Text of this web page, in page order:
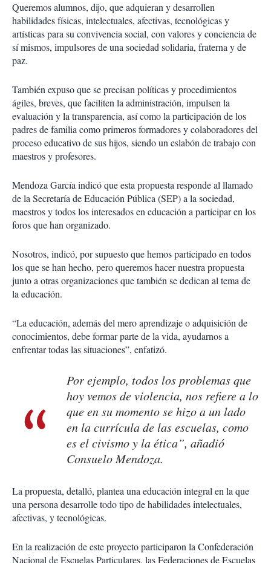
Queremos alumnos, dijo, que adquieran y desarrollen
habilidades físicas, intelectuales, afectivas, tecnológicas y
artísticas para su convivencia social, con valores y conciencia de
sí mismos, impulsores de una sociedad solidaria, fraterna y de
paz.
También expuso que se precisan políticas y procedimientos
ágiles, breves, que faciliten la administración, impulsen la
evaluación y la transparencia, así como la participación de los
padres de familia como primeros formadores y colaboradores del
proceso educativo de sus hijos, siendo un eslabón de trabajo con
maestros y profesores.
Mendoza García indicó que esta propuesta responde al llamado
de la Secretaría de Educación Pública (SEP) a la sociedad,
maestros y todos los interesados en educación a participar en los
foros que han organizado.
Nosotros, indicó, por supuesto que hemos participado en todos
los que se han hecho, pero queremos hacer nuestra propuesta
junto a otras organizaciones que también se dedican al tema de
la educación.
“La educación, además del mero aprendizaje o adquisición de
conocimientos, debe formar parte de la vida, ayudarnos a
enfrentar todas las situaciones”, enfatizó.
Por ejemplo, todos los problemas que
hoy vemos de violencia, nos refiere a lo
que en su momento se hizo a un lado
en la currícula de las escuelas, como
es el civismo y la ética”, añadió
Consuelo Mendoza.
La propuesta, detalló, plantea una educación integral en la que
una persona desarrolle todo tipo de habilidades intelectuales,
afectivas, y tecnológicas.
En la realización de este proyecto participaron la Confederación
Nacional de Escuelas Particulares, las Federaciones de Escuelas